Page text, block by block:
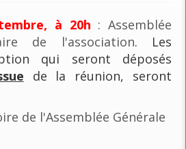
à 20h : Assemblée
de l'association. Les
qui seront déposés
de la réunion, seront
de l'Assemblée Générale